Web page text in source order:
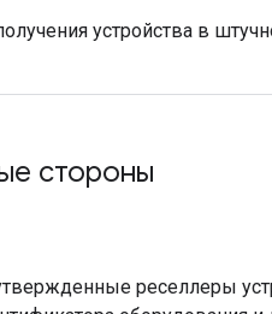
устройства в
стороны
реселлеры